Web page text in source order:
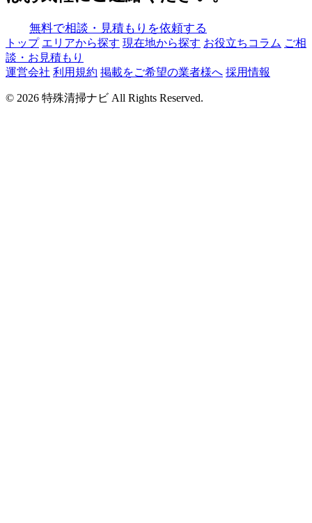
無料で相談・見積もりを依頼する
トップ エリアから探す 現在地から探す お役立ちコラム ご相
談・お見積もり
運営会社 利用規約 掲載をご希望の業者様へ 採用情報
© 2026 特殊清掃ナビ All Rights Reserved.